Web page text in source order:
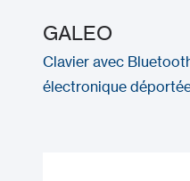
GALEO
Clavier avec
électronique